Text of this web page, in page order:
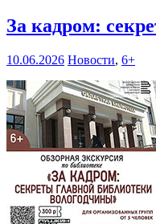
За кадром:
10.06.2026 Новости, 6+